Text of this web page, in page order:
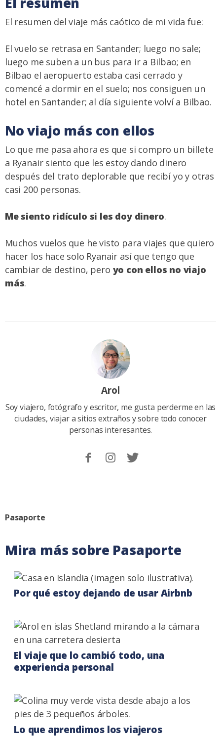
El resumen del viaje más caótico de mi vida fue:
El vuelo se retrasa en Santander; luego no sale;
luego me suben a un bus para ir a Bilbao; en
Bilbao el aeropuerto estaba casi cerrado y
comencé a dormir en el suelo; nos consiguen un
hotel en Santander; al día siguiente volví a Bilbao.
No viajo más con ellos
Lo que me pasa ahora es que si compro un billete
a Ryanair siento que les estoy dando dinero
después del trato deplorable que recibí yo y otras
casi 200 personas.
Me siento ridículo si les doy dinero.
Muchos vuelos que he visto para viajes que quiero
hacer los hace solo Ryanair así que tengo que
cambiar de destino, pero yo con ellos no viajo
más.
Arol
Soy viajero, fotógrafo y escritor, me gusta perderme en las
ciudades, viajar a sitios extraños y sobre todo conocer
personas interesantes.
SiguemeFollowFollow
Categoria:
Pasaporte
Mira más sobre Pasaporte
Por qué estoy dejando de usar Airbnb
El viaje que lo cambió todo, una
experiencia personal
Lo que aprendimos los viajeros